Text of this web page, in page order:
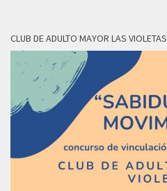
CLUB DE ADULTO MAYOR LAS VIOLETAS